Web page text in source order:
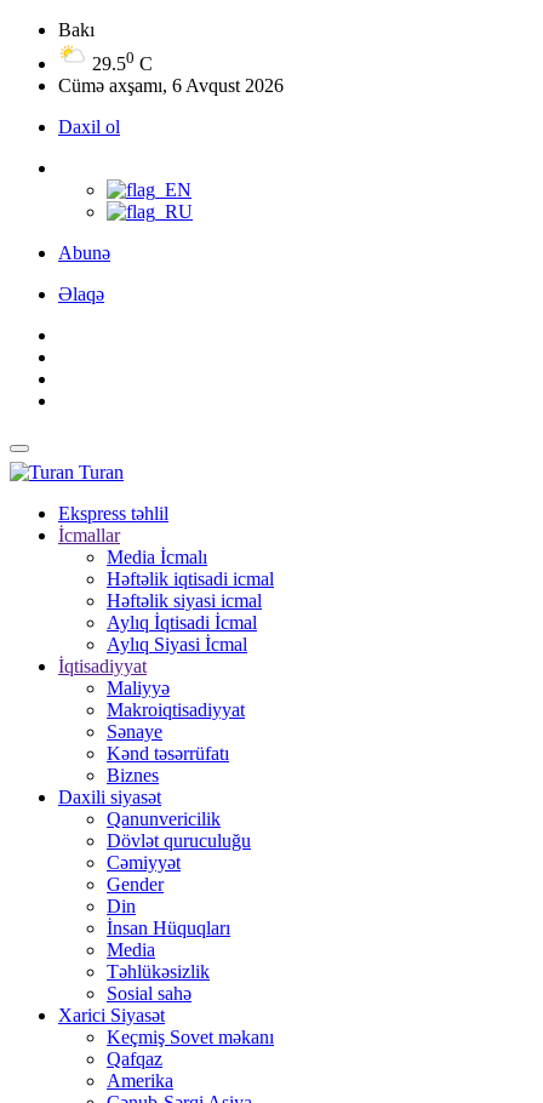
Bakı
29.50 C
Cümə axşamı, 6 Avqust 2026
Daxil ol
Abunə
Əlaqə
Turan
Ekspress təhlil
İcmallar
Media İcmalı
Həftəlik iqtisadi icmal
Həftəlik siyasi icmal
Aylıq İqtisadi İcmal
Aylıq Siyasi İcmal
İqtisadiyyat
Maliyyə
Makroiqtisadiyyat
Sənaye
Kənd təsərrüfatı
Biznes
Daxili siyasət
Qanunvericilik
Dövlət quruculuğu
Cəmiyyət
Gender
Din
İnsan Hüquqları
Media
Təhlükəsizlik
Sosial sahə
Xarici Siyasət
Keçmiş Sovet məkanı
Qafqaz
Amerika